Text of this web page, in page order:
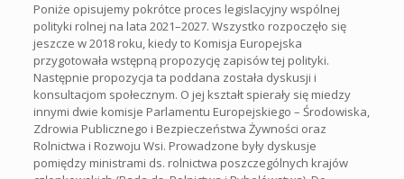
Poniże opisujemy pokrótce proces legislacyjny wspólnej
polityki rolnej na lata 2021–2027. Wszystko rozpoczęło się
jeszcze w 2018 roku, kiedy to Komisja Europejska
przygotowała wstępną propozycję zapisów tej polityki.
Następnie propozycja ta poddana została dyskusji i
konsultacjom społecznym. O jej kształt spierały się miedzy
innymi dwie komisje Parlamentu Europejskiego – Środowiska,
Zdrowia Publicznego i Bezpieczeństwa Żywności oraz
Rolnictwa i Rozwoju Wsi. Prowadzone były dyskusje
pomiędzy ministrami ds. rolnictwa poszczególnych krajów